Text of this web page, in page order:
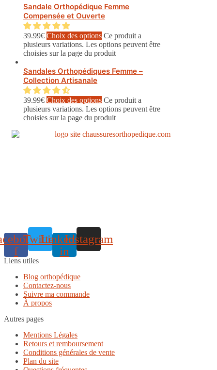
Sandale Orthopédique Femme
Compensée et Ouverte
39.99€ Choix des options Ce produit a
plusieurs variations. Les options peuvent être
choisies sur la page du produit
Sandales Orthopédiques Femme –
Collection Artisanale
39.99€ Choix des options Ce produit a
plusieurs variations. Les options peuvent être
choisies sur la page du produit
f
TwitterLinkedin-
in
Instagram
Liens utiles
Blog orthopédique
Contactez-nous
Suivre ma commande
À propos
Autres pages
Mentions Légales
Retours et remboursement
Conditions générales de vente
Plan du site